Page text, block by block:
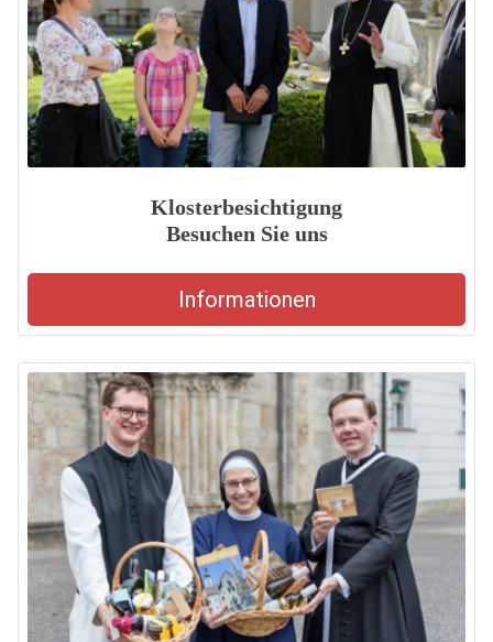
Klosterbesichtigung
Besuchen Sie uns
Informationen